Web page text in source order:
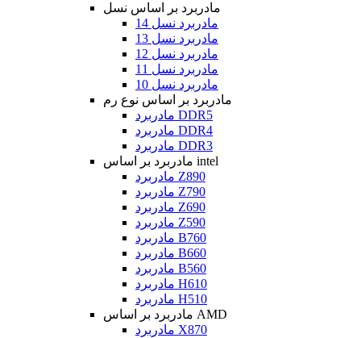
مادربرد بر اساس نسل
مادربرد نسل 14
مادربرد نسل 13
مادربرد نسل 12
مادربرد نسل 11
مادربرد نسل 10
مادربرد بر اساس نوع رم
مادربرد DDR5
مادربرد DDR4
مادربرد DDR3
مادربرد بر اساس intel
مادربرد Z890
مادربرد Z790
مادربرد Z690
مادربرد Z590
مادربرد B760
مادربرد B660
مادربرد B560
مادربرد H610
مادربرد H510
مادربرد بر اساس AMD
مادربرد X870